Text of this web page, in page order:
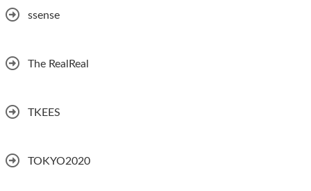
ssense
The RealReal
TKEES
TOKYO2020